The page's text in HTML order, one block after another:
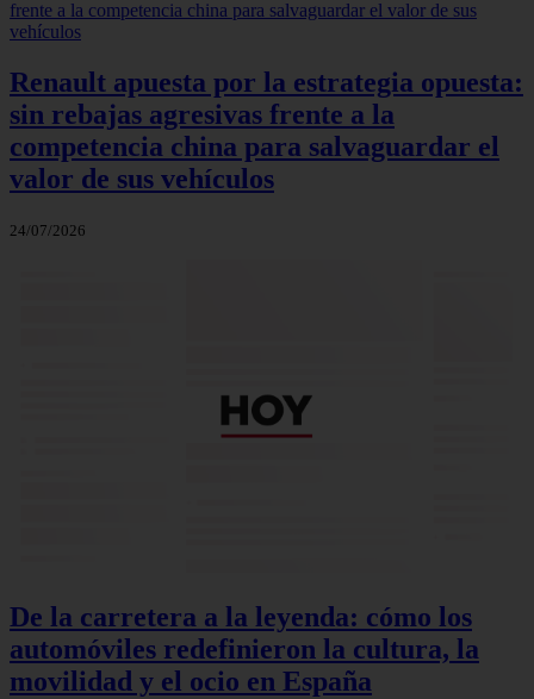
Renault apuesta por la estrategia opuesta:
sin rebajas agresivas frente a la
competencia china para salvaguardar el
valor de sus vehículos
24/07/2026
De la carretera a la leyenda: cómo los
automóviles redefinieron la cultura, la
movilidad y el ocio en España